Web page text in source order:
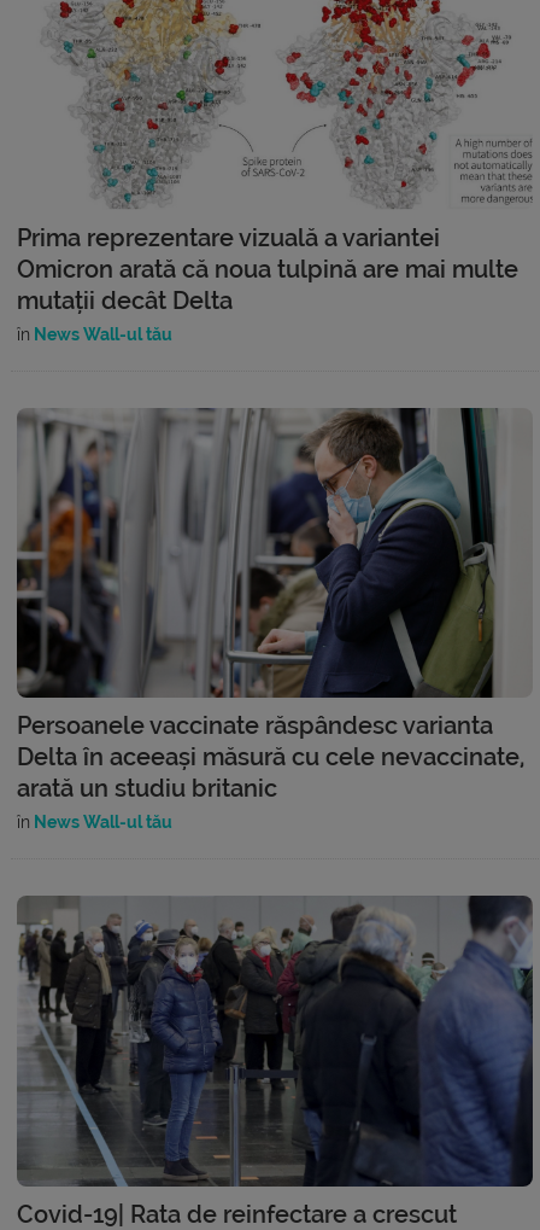
Prima reprezentare vizuală a variantei
Omicron arată că noua tulpină are mai multe
mutații decât Delta
în News Wall-ul tău
Persoanele vaccinate răspândesc varianta
Delta în aceeași măsură cu cele nevaccinate,
arată un studiu britanic
în News Wall-ul tău
Covid-19| Rata de reinfectare a crescut